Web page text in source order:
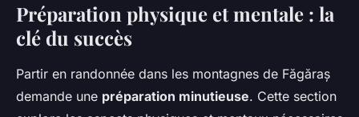
Préparation physique et mentale : la
clé du succès
Partir en randonnée dans les montagnes de Făgăraș
demande une préparation minutieuse. Cette section